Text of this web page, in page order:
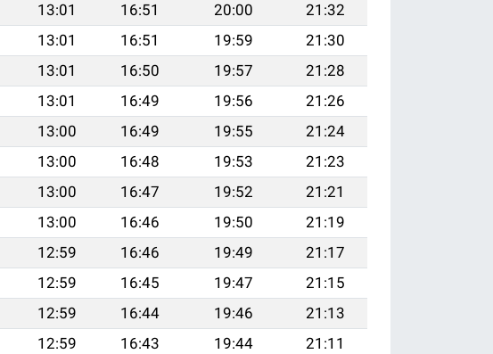
13:01 16:51 20:00
21:32
13:01 16:51 19:59
21:30
13:01 16:50 19:57
21:28
13:01 16:49 19:56
21:26
13:00 16:49 19:55
21:24
13:00 16:48 19:53
21:23
13:00 16:47 19:52
21:21
13:00 16:46 19:50
21:19
12:59 16:46 19:49
21:17
12:59 16:45 19:47
21:15
12:59 16:44 19:46
21:13
12:59 16:43 19:44 21:11